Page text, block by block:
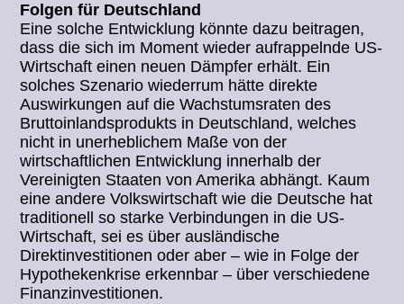
Folgen für Deutschland
Eine solche Entwicklung könnte dazu beitragen,
dass die sich im Moment wieder aufrappelnde US-
Wirtschaft einen neuen Dämpfer erhält. Ein
solches Szenario wiederrum hätte direkte
Auswirkungen auf die Wachstumsraten des
Bruttoinlandsprodukts in Deutschland, welches
nicht in unerheblichem Maße von der
wirtschaftlichen Entwicklung innerhalb der
Vereinigten Staaten von Amerika abhängt. Kaum
eine andere Volkswirtschaft wie die Deutsche hat
traditionell so starke Verbindungen in die US-
Wirtschaft, sei es über ausländische
Direktinvestitionen oder aber – wie in Folge der
Hypothekenkrise erkennbar – über verschiedene
Finanzinvestitionen.